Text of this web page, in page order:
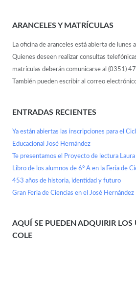
ARANCELES Y MATRÍCULAS
La oficina de aranceles está abierta de
Quienes deseen realizar consultas
matrículas deberán comunicarse al (0351)
También pueden escribir al correo
ENTRADAS RECIENTES
Ya están abiertas las inscripciones para el
Educacional José Hernández
Te presentamos el Proyecto de lectura
Libro de los alumnos de 6° A en la Feria de
453 años de historia, identidad y futuro
Gran Feria de Ciencias en el José Hernández
AQUÍ SE PUEDEN ADQUIRIR LOS
COLE